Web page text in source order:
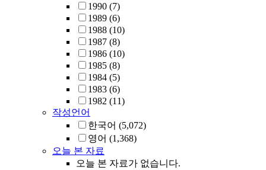
1990 (7)
1989 (6)
1988 (10)
1987 (8)
1986 (10)
1985 (8)
1984 (5)
1983 (6)
1982 (11)
작성언어
한국어 (5,072)
영어 (1,368)
오늘 본 자료
오늘 본 자료가 없습니다.